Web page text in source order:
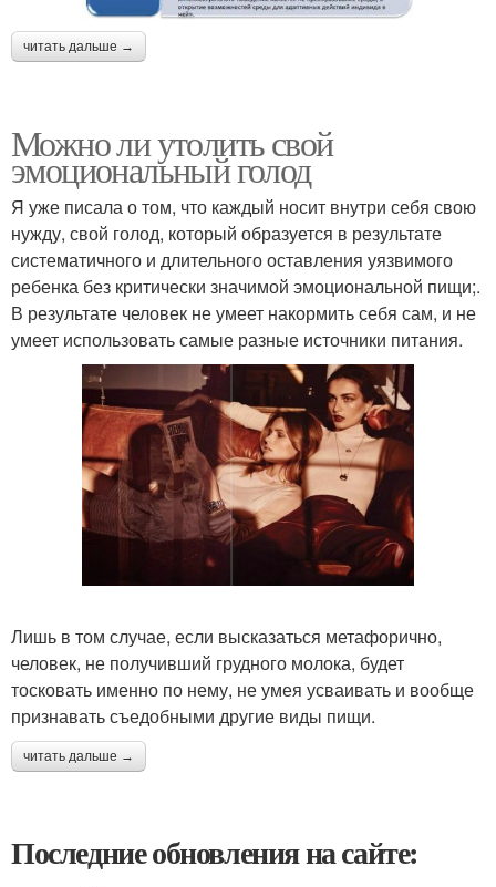
читать дальше →
Можно ли утолить свой
эмоциональный голод
Я уже писала о том, что каждый носит внутри себя свою
нужду, свой голод, который образуется в результате
систематичного и длительного оставления уязвимого
ребенка без критически значимой эмоциональной пищи;.
В результате человек не умеет накормить себя сам, и не
умеет использовать самые разные источники питания.
Лишь в том случае, если высказаться метафорично,
человек, не получивший грудного молока, будет
тосковать именно по нему, не умея усваивать и вообще
признавать съедобными другие виды пищи.
читать дальше →
Последние обновления на сайте: